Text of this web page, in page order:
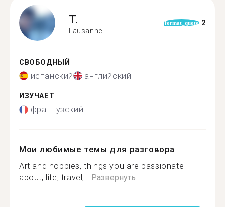
T.
Lausanne
format_quote 2
СВОБОДНЫЙ
испанский английский
ИЗУЧАЕТ
французский
Мои любимые темы для разговора
Art and hobbies, things you are passionate
about, life, travel,...Развернуть